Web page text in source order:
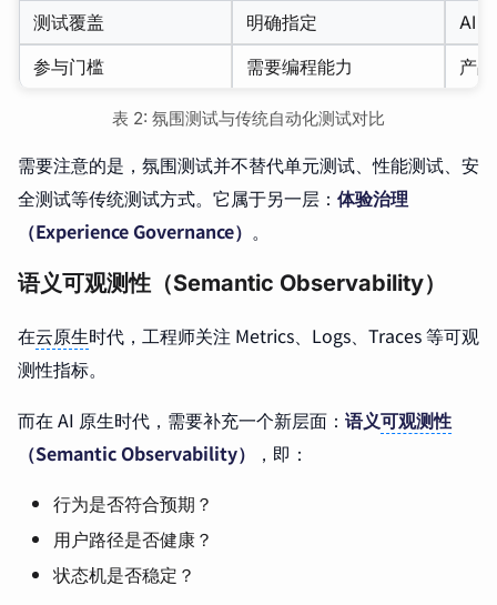
测试覆盖
明确指定
AI
参与门槛
需要编程能力 产
表 2: 氛围测试与传统自动化测试对比
需要注意的是，氛围测试并不替代单元测试、性能测试、安
全测试等传统测试方式。它属于另一层： 体验治理
（Experience Governance） 。
语义可观测性（Semantic Observability）
在云原生时代，工程师关注 Metrics、Logs、Traces 等可观
测性指标。
而在 AI 原生时代，需要补充一个新层面： 语义可观测性
（Semantic Observability）
，即：
行为是否符合预期？
用户路径是否健康？
状态机是否稳定？